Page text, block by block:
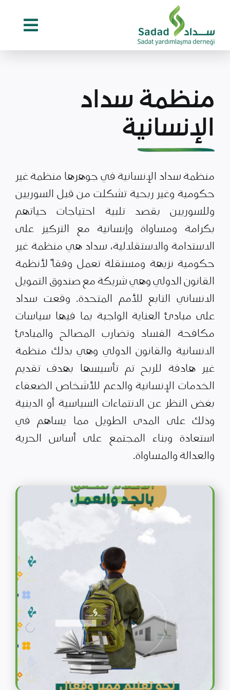
content
منظمة سداد
الإنسانية
منظمة سداد الإنسانية في جوهرها منظمة غير
حكومية وغير ربحية تشكلت من قبل السوريين
وللسوريين بقصد تلبية احتياجات حياتهم
بكرامة ومساواة وإنسانية مع التركيز على
الاستدامة والاستقلالية، سداد هي منظمة غير
حكومية نزيهة ومستقلة تعمل وفقاً لأنظمة
القانون الدولي وهي شريكة مع صندوق التمويل
الانساني التابع للأمم المتحدة. وقعت سداد
على مبادئ العناية الواجبة بما فيها سياسات
مكافحة الفساد وتضارب المصالح والمبادئ
الانسانية والقانون الدولي وهي بذلك منظمة
غير هادفة للربح تم تأسيسها بهدف تقديم
الخدمات الإنسانية والدعم للأشخاص الضعفاء
بغض النظر عن الانتماءات السياسية أو الدينية
وذلك على المدى الطويل مما يساهم في
استعادة وبناء المجتمع على أساس الحرية
والعدالة والمساواة.